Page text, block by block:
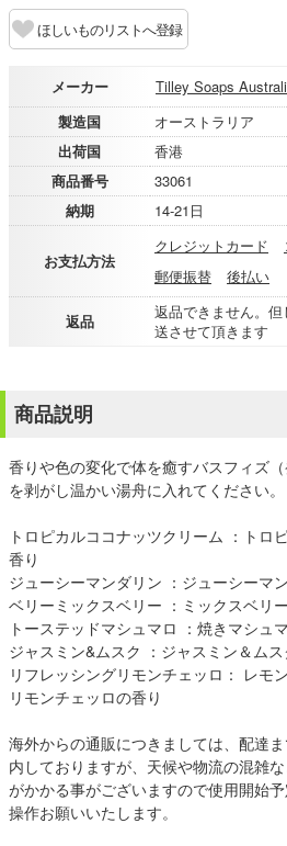
ほしいものリストへ登録
メーカー
Tilley Soaps
製造国
オーストラリア
出荷国
香港
商品番号
33061
納期
14-21日
お支払方法
クレジットカード
郵便振替
後払い
返品
返品できません。
送させて頂きます
商品説明
香りや色の変化で体を癒すバスフィズ
を剥がし温かい湯舟に入れてください。
トロピカルココナッツクリーム ：トロ
香り
ジューシーマンダリン ：ジューシーマ
ベリーミックスベリー ：ミックスベリ
トーステッドマシュマロ ：焼きマシュ
ジャスミン&ムスク ：ジャスミン＆ムス
リフレッシングリモンチェッロ： レモ
リモンチェッロの香り
海外からの通販につきましては、配達
内しておりますが、天候や物流の混雑
がかかる事がございますので使用開始
操作お願いいたします。